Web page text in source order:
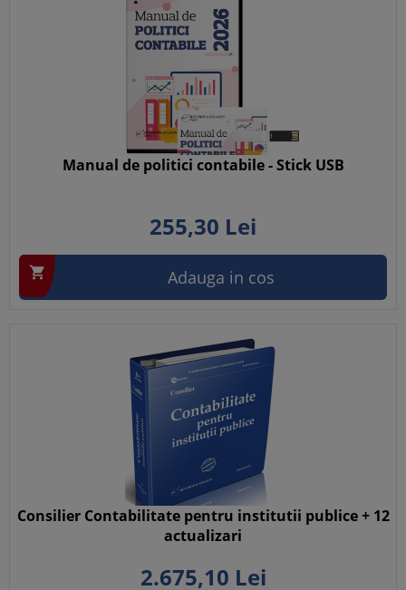
Manual de politici contabile - Stick USB
255,30 Lei
 Adauga in cos
Consilier Contabilitate pentru institutii publice + 12
actualizari
2.675,10 Lei